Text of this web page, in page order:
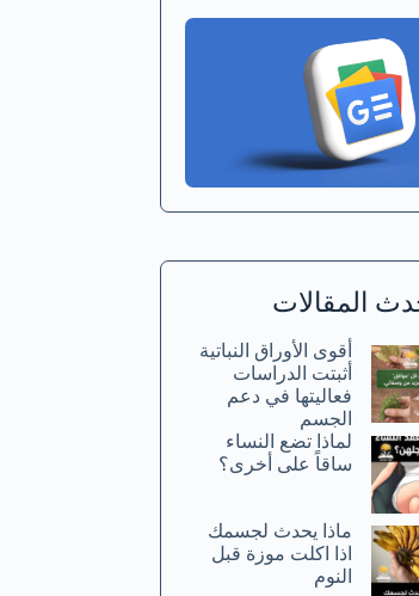
المقالات
أقوى الأوراق النباتية
أثبتت الدراسات
فعاليتها في دعم
الجسم
لماذا تضع النساء
ساقاً على أخرى؟
ماذا يحدث لجسمك
اذا اكلت موزة قبل
النوم